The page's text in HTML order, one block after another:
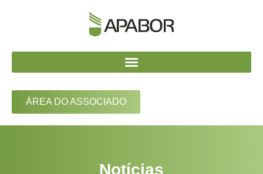
ÁREA DO ASSOCIADO
Notícias